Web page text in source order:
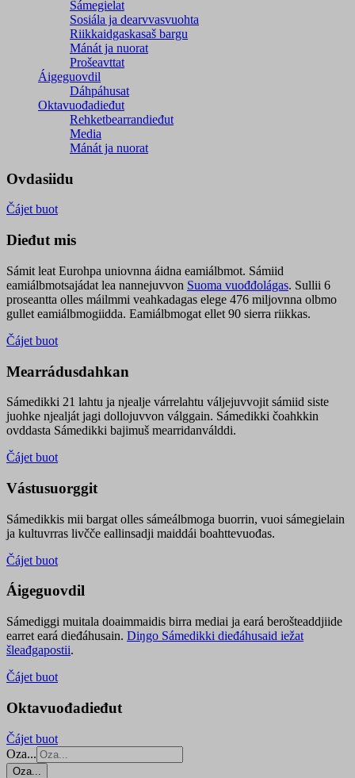
Sámegielat
Sosiála ja dearvvasvuohta
Riikkaidgaskasaš bargu
Mánát ja nuorat
Prošeavttat
Áigeguovdil
Dáhpáhusat
Oktavuođadieđut
Rehketbearrandieđut
Media
Mánát ja nuorat
Ovdasiidu
Čájet buot
Dieđut mis
Sámit leat Eurohpa uniovnna áidna eamiálbmot. Sámiid
eamiálbmotsajádat lea nannejuvvon Suoma vuođđolágas. Sullii 6
proseantta olles máilmmi veahkadagas elege 476 miljovnna olbmo
gullet eamiálbmogiidda. Eamiálbmogat ellet 90 sierra riikkas.
Čájet buot
Mearrádusdahkan
Sámedikki 21 lahtu ja njealje várrelahtu váljejuvvojit sámiid siste
juohke njealját jagi dollojuvvon válggain. Sámedikki čoahkkin
ovddasta Sámedikki bajimuš mearridanválddi.
Čájet buot
Vástusuorggit
Sámedikkis mii bargat olles sámeálbmoga buorrin, vuoi sámegielain
ja kultuvrras livčče eallinsadji maiddái boahttevuođas.
Čájet buot
Áigeguovdil
Sámediggi muitala doaimmaidis birra mediai ja eará berošteaddjiide
earret eará dieđáhusain. Diŋgo Sámedikki dieđáhusaid iežat
šleađgapostii.
Čájet buot
Oktavuođadieđut
Čájet buot
Oza...
Oza...